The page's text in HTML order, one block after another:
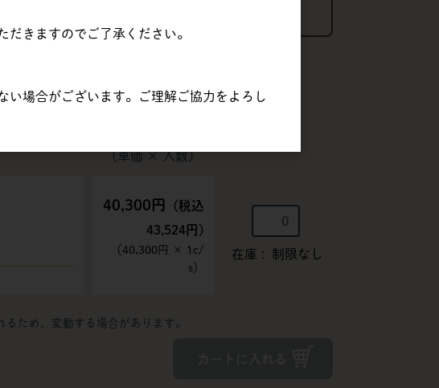
（単価 × 入数）
40,300円
(税込
43,524円)
（ 40,300円 × 1 c/
s）
在庫 制限なし
ため、変動する場合があります。
きますのでご了承ください。
場合がございます。ご理解ご協力をよろし